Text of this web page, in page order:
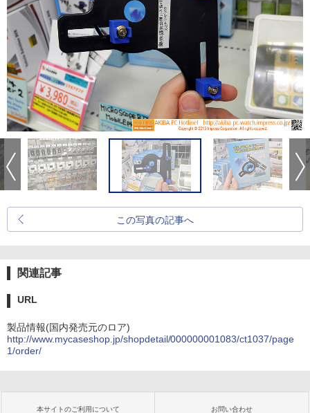
この写真の記事へ
関連記事
URL
製品情報(国内発売元のロア)
http://www.mycaseshop.jp/shopdetail/000000001083/ct1037/page
1/order/
本サイトのご利用について お問い合わせ